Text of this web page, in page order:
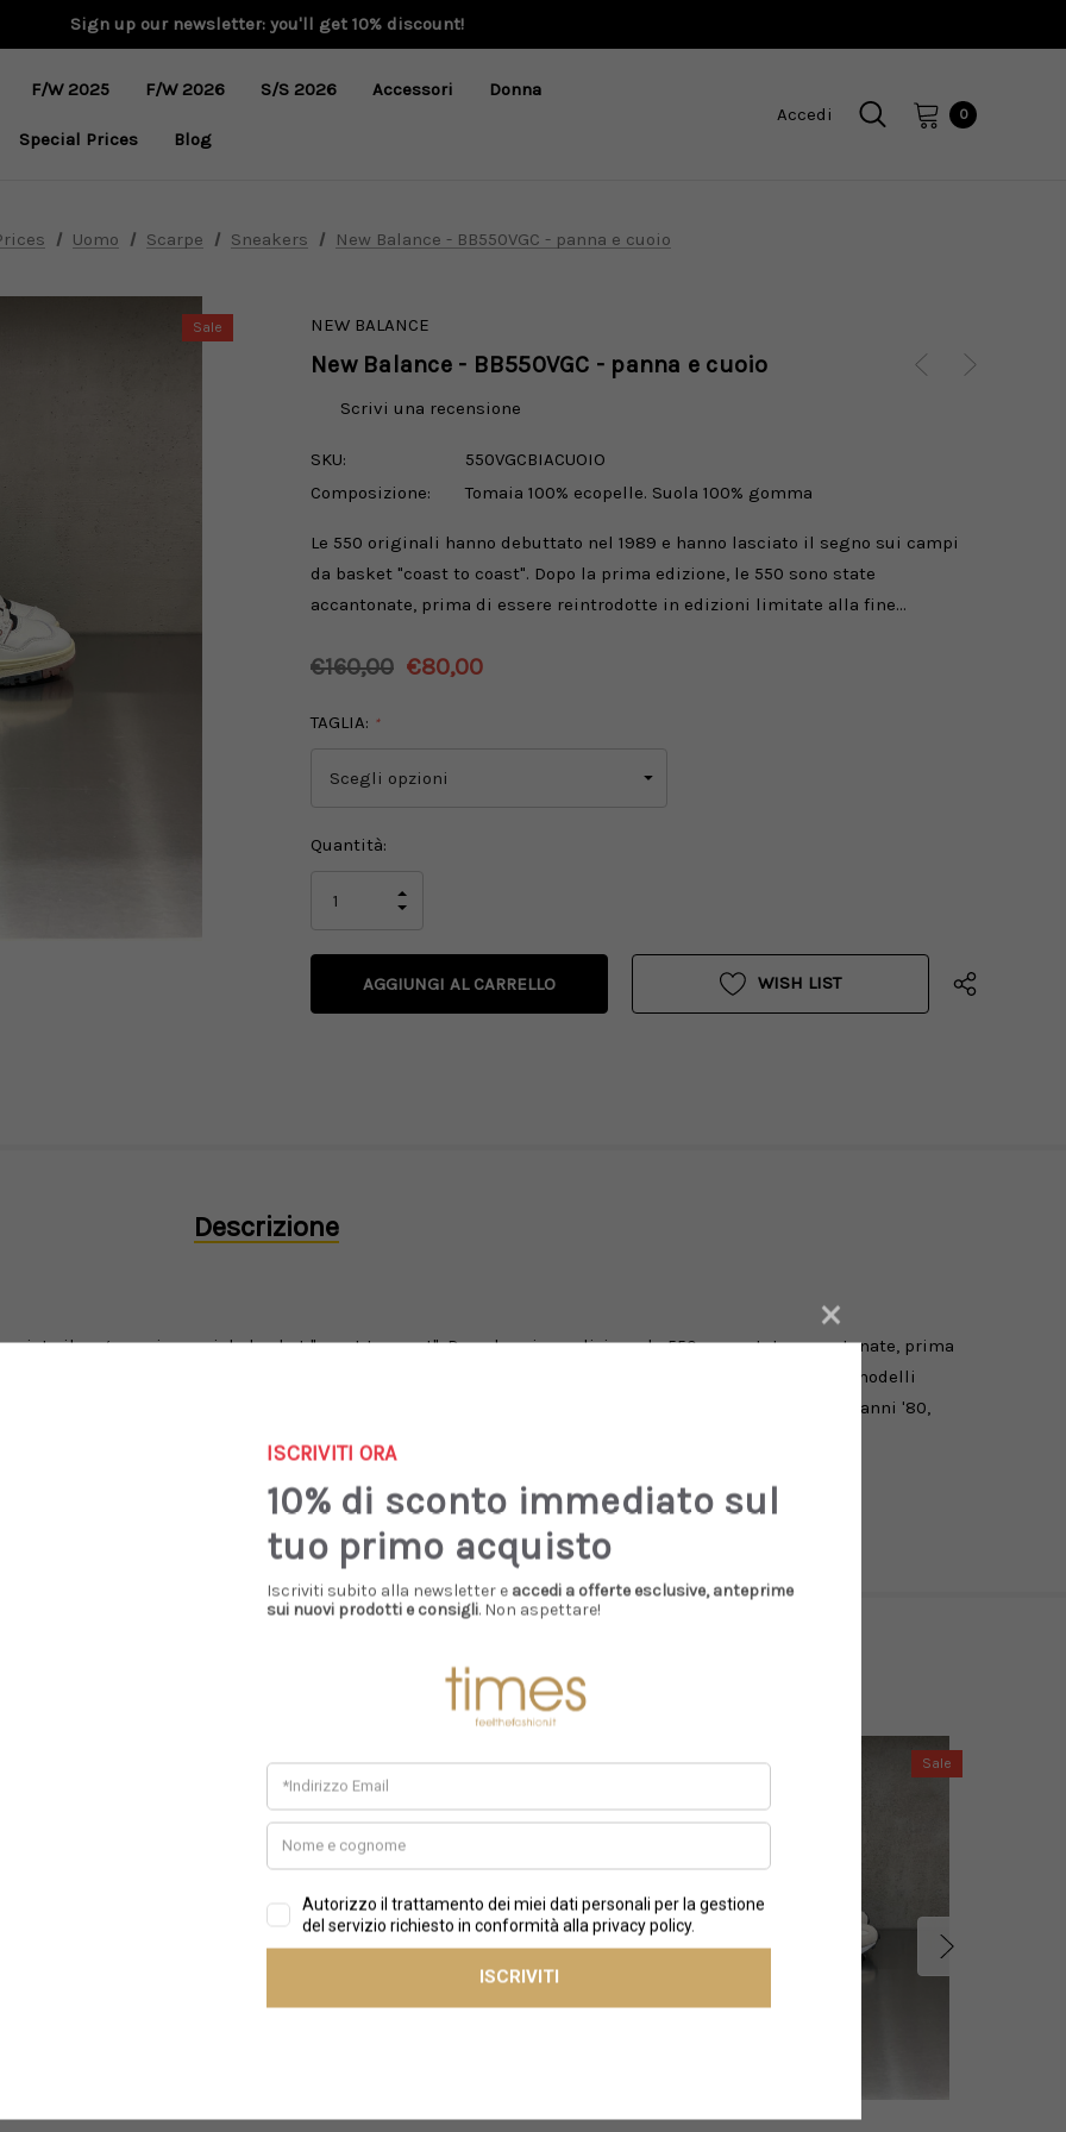
Sign up our newsletter: you'll get 10% discount!
F/W 2025 F/W 2026 S/S 2026 Accessori Donna
Special Prices Blog
Accedi 0
Uomo Scarpe Sneakers New Balance - BB550VGC - panna e cuoio
Sale NEW BALANCE
New Balance - BB550VGC - panna e cuoio
Scrivi una recensione
SKU:
550VGCBIACUOIO
Composizione:
Tomaia 100% ecopelle. Suola 100% gomma
Le 550 originali hanno debuttato nel 1989 e hanno lasciato il segno sui campi
da basket "coast to coast". Dopo la prima edizione, le 550 sono state
accantonate, prima di essere reintrodotte in edizioni limitate alla fine…
€160,00 €80,00
TAGLIA: *
Disponibilità
Quantità:
QUANTITÀ
UNDEFINED
AUMENTA
DI
WISH LIST
Descrizione
il segno sui campi da basket "coast to coast". Dopo la prima edizione, le 550 sono state accantonate, prima
2020 e di tornare a far parte dell'assortimento standard nel 2021, diventando rapidamente uno dei modelli
basso delle 550 costituisce una reinterpretazione alleggerita dei robusti modelli della fine degli anni '80,
Sale Sale
×
ISCRIVITI ORA
10% di sconto immediato sul
tuo primo acquisto
Iscriviti subito alla newsletter e accedi a offerte esclusive, anteprime
sui nuovi prodotti e consigli. Non aspettare!